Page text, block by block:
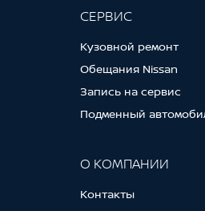
СЕРВИС
Кузовной ремонт
Обещания Nissan
Запись на сервис
Подменный
О КОМПАНИИ
Контакты